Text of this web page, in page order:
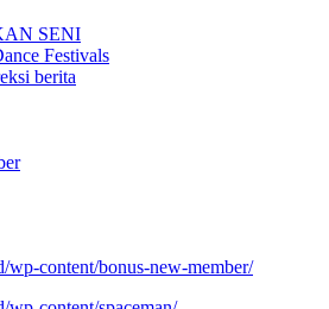
SENI
Festivals
berita
wp-content/bonus-new-member/